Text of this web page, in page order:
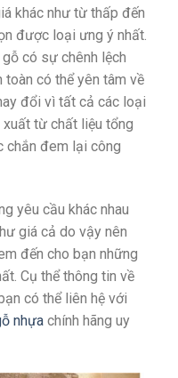
khác như từ thấp đến
được loại ưng ý nhất.
có sự chênh lệch
toàn có thể yên tâm về
đổi vì tất cả các loại
từ chất liệu tổng
chắn đem lại công
yêu cầu khác nhau
giá cả do vậy nên
đến cho bạn những
Cụ thể thông tin về
có thể liên hệ với
nhựa chính hãng uy